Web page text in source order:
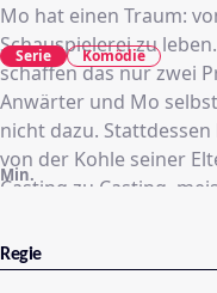
Mo hat einen Traum:
Schauspielerei zu
schaffen das nur zwei
Anwärter und Mo
nicht dazu.
von der Kohle seiner
Casting zu Casting,
Min.
Serie Komödie
Regie